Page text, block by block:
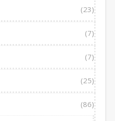
(23)
(7)
(7)
(25)
(86)